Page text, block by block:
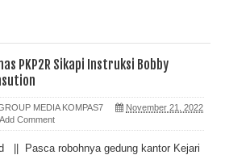
PKP2R Sikapi Instruksi Bobby
MEDIA KOMPAS7
November 21, 2022
Add Comment
Pasca robohnya gedung kantor Kejari